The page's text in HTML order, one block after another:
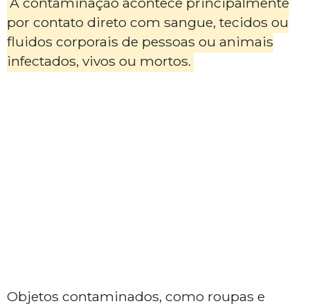
por contato direto com sangue, tecidos ou
fluidos corporais de pessoas ou animais
infectados, vivos ou mortos.
Objetos contaminados, como roupas e